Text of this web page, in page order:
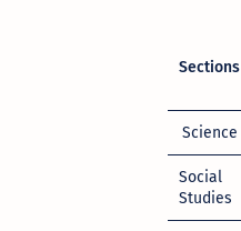
Sections
Science
Social
Studies